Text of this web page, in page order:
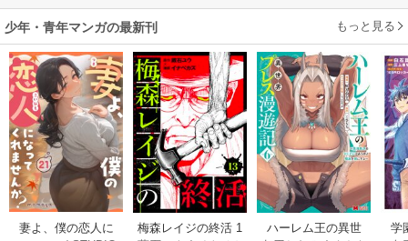
ミック） 1巻
（コミック） ： 1
少年・青年マンガの最新刊 もっと見る
妻よ、僕の恋人に
梅森レイジの終活 1
ハーレム王の異世
学